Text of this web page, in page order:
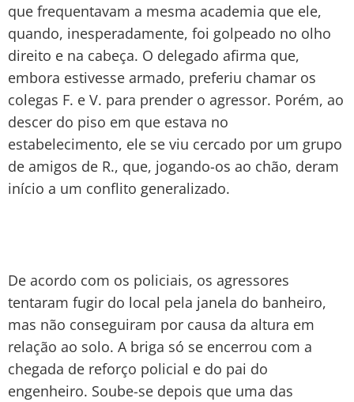
que frequentavam a mesma academia que ele,
quando, inesperadamente, foi golpeado no olho
direito e na cabeça. O delegado afirma que,
embora estivesse armado, preferiu chamar os
colegas F. e V. para prender o agressor. Porém, ao
descer do piso em que estava no
estabelecimento, ele se viu cercado por um grupo
de amigos de R., que, jogando-os ao chão, deram
início a um conflito generalizado.
De acordo com os policiais, os agressores
tentaram fugir do local pela janela do banheiro,
mas não conseguiram por causa da altura em
relação ao solo. A briga só se encerrou com a
chegada de reforço policial e do pai do
engenheiro. Soube-se depois que uma das